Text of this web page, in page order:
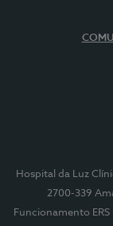
Hospital da Luz
2700-339
Funcionamento ERS